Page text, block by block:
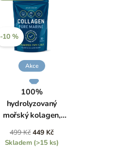
-10 %
Akce
100%
hydrolyzovaný
mořský kolagen,
150 g
499 Kč 449 Kč
Skladem (>15 ks)